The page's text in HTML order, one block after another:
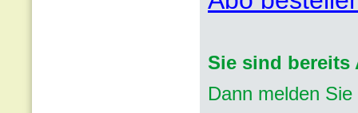
Sie sind bereits
Dann melden